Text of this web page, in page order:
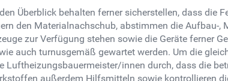
Überblick behalten ferner sicherstellen, dass die
den Materialnachschub, abstimmen die Aufbau-
zur Verfügung stehen sowie die Geräte ferner
auch turnusgemäß gewartet werden. Um die
Luftheizungsbauermeister/innen durch, dass die
außerdem Hilfsmitteln sowie kontrollieren